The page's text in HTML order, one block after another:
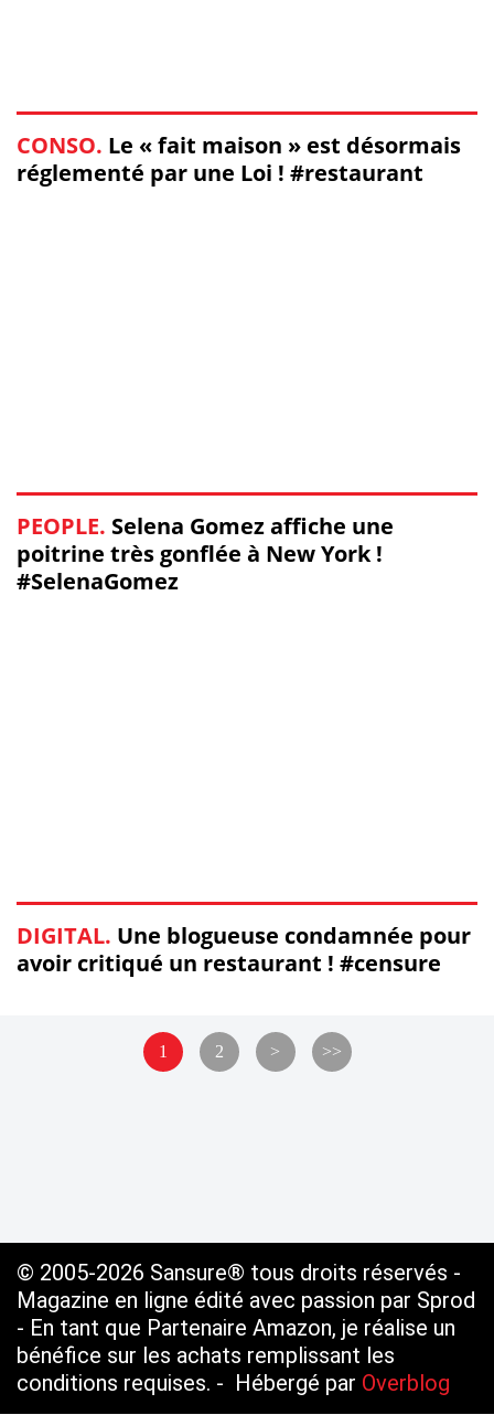
CONSO. Le « fait maison » est désormais
réglementé par une Loi ! #restaurant
PEOPLE. Selena Gomez affiche une
poitrine très gonflée à New York !
#SelenaGomez
DIGITAL. Une blogueuse condamnée pour
avoir critiqué un restaurant ! #censure
1 2 > >>
© 2005-2026 Sansure® tous droits réservés -
Magazine en ligne édité avec passion par Sprod
- En tant que Partenaire Amazon, je réalise un
bénéfice sur les achats remplissant les
conditions requises. - Hébergé par Overblog